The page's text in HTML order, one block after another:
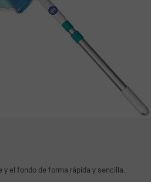
el fondo de forma rápida y sencilla.